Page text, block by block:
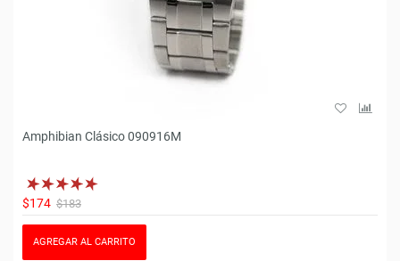
Amphibian Clásico 090916M
$174 $183
AGREGAR AL CARRITO